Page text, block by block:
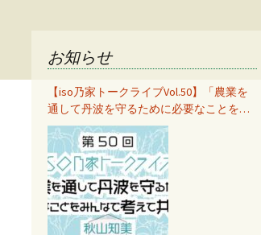
お知らせ
【iso乃家トークライブVol.50】「農業を
通して丹波を守るために必要なことをみ
んなで考えて共有する」秋山知美